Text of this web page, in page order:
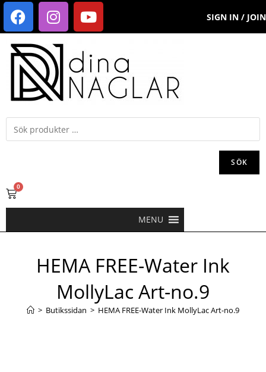
SIGN IN / JOIN
SÖK
0
MENU
HEMA FREE-Water Ink
MollyLac Art-no.9
> Butikssidan > HEMA FREE-Water Ink MollyLac Art-no.9